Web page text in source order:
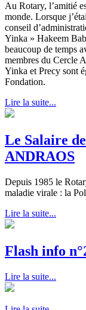
Au Rotary, l’amitié
monde. Lorsque
conseil
Yinka » Hakeem
beaucoup de temps
membres du Cercle
Yinka et Precy sont
Fondation.
Lire la suite...
Le Salaire
ANDRAOS
Depuis 1985 le
maladie virale : la
Lire la suite...
Flash info
Lire la suite...